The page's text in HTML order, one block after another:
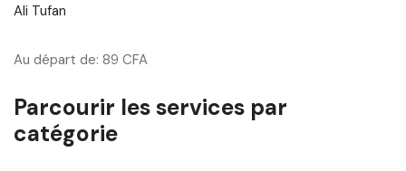
Ali Tufan
Au départ de: 89 CFA
Parcourir les services par
catégorie